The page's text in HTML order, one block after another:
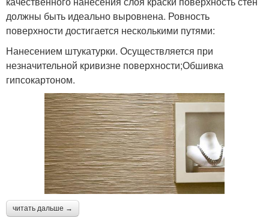
должны быть идеально выровнена. Ровность
поверхности достигается несколькими путями:
Нанесением штукатурки. Осуществляется при
незначительной кривизне поверхности;Обшивка
гипсокартоном.
читать дальше →